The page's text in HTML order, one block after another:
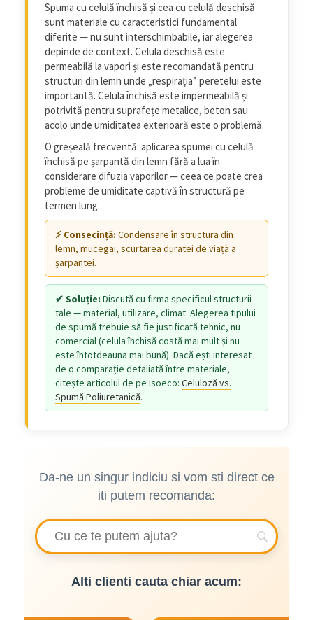
Spuma cu celulă închisă și cea cu celulă deschisă
sunt materiale cu caracteristici fundamental
diferite — nu sunt interschimbabile, iar alegerea
depinde de context. Celula deschisă este
permeabilă la vapori și este recomandată pentru
structuri din lemn unde „respirația” peretelui este
importantă. Celula închisă este impermeabilă și
potrivită pentru suprafețe metalice, beton sau
acolo unde umiditatea exterioară este o problemă.
O greșeală frecventă: aplicarea spumei cu celulă
închisă pe șarpantă din lemn fără a lua în
considerare difuzia vaporilor — ceea ce poate crea
probleme de umiditate captivă în structură pe
termen lung.
Condensare în structura din
lemn, mucegai, scurtarea duratei de viață a
șarpantei.
Discută cu firma specificul structurii
tale — material, utilizare, climat. Alegerea tipului
de spumă trebuie să fie justificată tehnic, nu
comercial (celula închisă costă mai mult și nu
este întotdeauna mai bună). Dacă ești interesat
de o comparație detaliată între materiale,
citește articolul de pe Isoeco: Celuloză vs.
Spumă Poliuretanică.
Da-ne un singur indiciu si vom sti direct ce
iti putem recomanda:
Alti clienti cauta chiar acum: